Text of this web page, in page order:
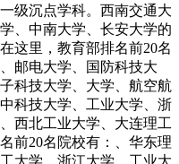
级沉点学科。西南交通大
、中南大学、长安大学的
这里，教育部排名前20名
邮电大学、国防科技大
科技大学、大学、航空航
科技大学、工业大学、浙
西北工业大学、大连理工
前20名院校有：、华东理
大学、浙江大学、工业大